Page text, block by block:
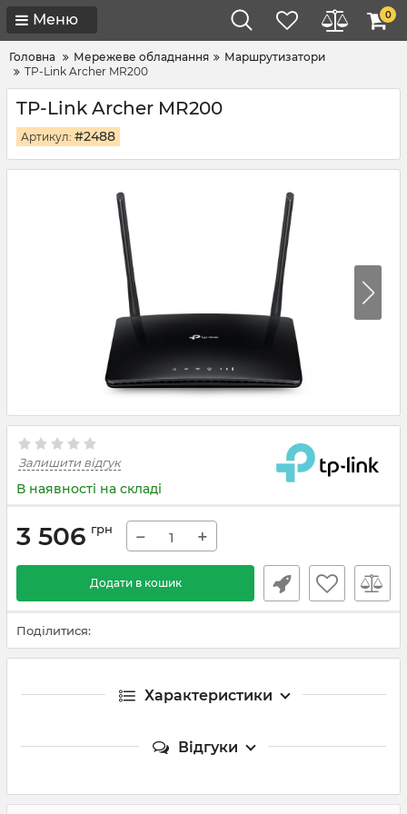
Меню 0
Головна Мережеве обладнання
Маршрутизатори
TP-Link Archer MR200
TP-Link Archer MR200
Артикул: #2488
Залишити відгук
В наявності на складі
3 506 грн − +
Додати в кошик
Поділитися:
Характеристики
Відгуки